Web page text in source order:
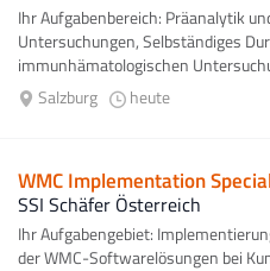
Ihr Aufgabenbereich: Präanalytik
Untersuchungen, Selbständiges
immunhämatologischen
Serumverträglichkeitsprobe,
Antikörperdifferenzierungen...
Salzburg heute
WMC Implementation
SSI Schäfer Österreich
Ihr Aufgabengebiet:
der WMC-Softwarelösungen bei